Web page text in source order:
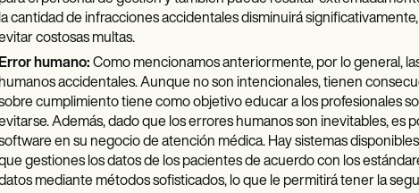
la cantidad de infracciones accidentales disminuirá
costosas multas.
Error humano: Como mencionamos anteriormente, por lo general,
humanos accidentales. Aunque no son intencionales, tienen
cumplimiento tiene como objetivo educar a los profesionales
Además, dado que los errores humanos son inevitables, es
en su negocio de atención médica. Hay sistemas
gestiones los datos de los pacientes de acuerdo con los
mediante métodos sofisticados, lo que le permitirá tener la